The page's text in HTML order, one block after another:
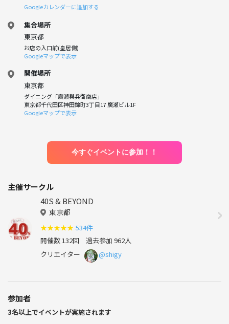
Googleカレンダーに追加する
集合場所
東京都
お店の入口前(皇居側)
Googleマップで表示
開催場所
東京都
ダイニング「廣瀬與兵衛商店」
東京都千代田区神田錦町3丁目17 廣瀬ビル1F
Googleマップで表示
今すぐイベントに参加！！
主催サークル
40S & BEYOND
東京都
★★★★★ 534件
開催数 132回 過去参加 962人
クリエイター
@shigy
参加者
3名以上でイベントが実施されます